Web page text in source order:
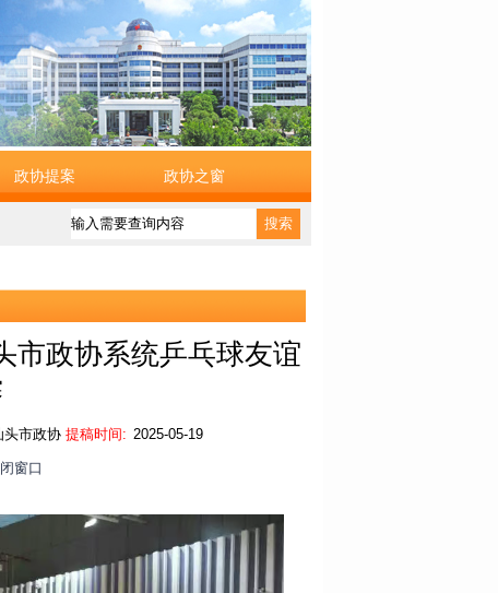
政协提案 政协之窗
搜索
市政协系统乒乓球友谊
头市政协 提稿时间: 2025-05-19
窗口